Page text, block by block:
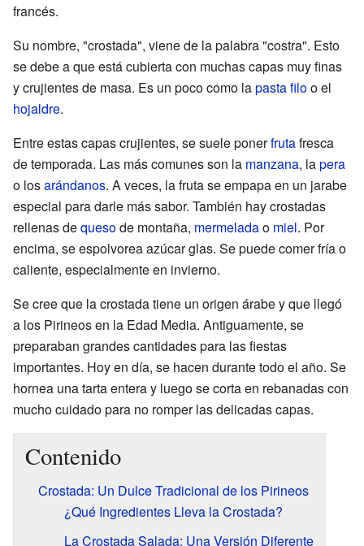
francés.
Su nombre, "crostada", viene de la palabra "costra". Esto
se debe a que está cubierta con muchas capas muy finas
y crujientes de masa. Es un poco como lapasta filoo el
hojaldre.
Entre estas capas crujientes, se suele ponerfrutafresca
de temporada. Las más comunes son la manzana, lapera
o losarándanos. A veces, la fruta se empapa en un jarabe
especial para darle más sabor. También hay crostadas
rellenas dequesode montaña, mermeladao miel. Por
encima, se espolvorea azúcar glas. Se puede comer fría o
caliente, especialmente en invierno.
Se cree que la crostada tiene un origen árabe y que llegó
a los Pirineos en la Edad Media. Antiguamente, se
preparaban grandes cantidades para las fiestas
importantes. Hoy en día, se hacen durante todo el año. Se
hornea una tarta entera y luego se corta en rebanadas con
mucho cuidado para no romper las delicadas capas.
Contenido
Crostada: Un Dulce Tradicional de los Pirineos
¿Qué Ingredientes Lleva la Crostada?
La Crostada Salada: Una Versión Diferente